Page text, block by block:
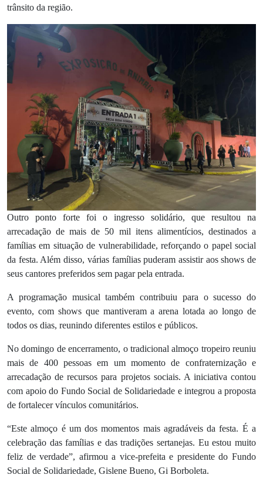
trânsito da região.
Outro ponto forte foi o ingresso solidário, que resultou na
arrecadação de mais de 50 mil itens alimentícios, destinados a
famílias em situação de vulnerabilidade, reforçando o papel social
da festa. Além disso, várias famílias puderam assistir aos shows de
seus cantores preferidos sem pagar pela entrada.
A programação musical também contribuiu para o sucesso do
evento, com shows que mantiveram a arena lotada ao longo de
todos os dias, reunindo diferentes estilos e públicos.
No domingo de encerramento, o tradicional almoço tropeiro reuniu
mais de 400 pessoas em um momento de confraternização e
arrecadação de recursos para projetos sociais. A iniciativa contou
com apoio do Fundo Social de Solidariedade e integrou a proposta
de fortalecer vínculos comunitários.
“Este almoço é um dos momentos mais agradáveis da festa. É a
celebração das famílias e das tradições sertanejas. Eu estou muito
feliz de verdade”, afirmou a vice-prefeita e presidente do Fundo
Social de Solidariedade, Gislene Bueno, Gi Borboleta.